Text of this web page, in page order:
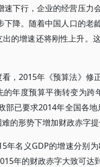
速下行，企业的经营压力
下降。随着中国人口的老
的增速还将刚性上升。
，2015年《预算法》修
年度预算平衡转变为
部已要求2014年全国各
的形势下增加财政赤字提
年名义GDP的增速分别
年的财政赤字大致可达